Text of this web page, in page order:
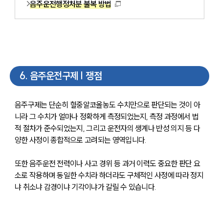
음주운전행정처분 불복 방법
6. 음주운전구제 | 쟁점
음주구제는 단순히 혈중알코올농도 수치만으로 판단되는 것이 아
니라 그 수치가 얼마나 정확하게 측정되었는지, 측정 과정에서 법
적 절차가 준수되었는지, 그리고 운전자의 생계나 반성 의지 등 다
양한 사정이 종합적으로 고려되는 영역입니다.
또한 음주운전 전력이나 사고 경위 등 과거 이력도 중요한 판단 요
소로 작용하며 동일한 수치라 하더라도 구체적인 사정에 따라 정지
냐 취소냐 감경이냐 기각이냐가 갈릴 수 있습니다.